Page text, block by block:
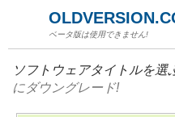
ベータ版は使用できません!
ソフトウェアタイトルを選
にダウングレード!